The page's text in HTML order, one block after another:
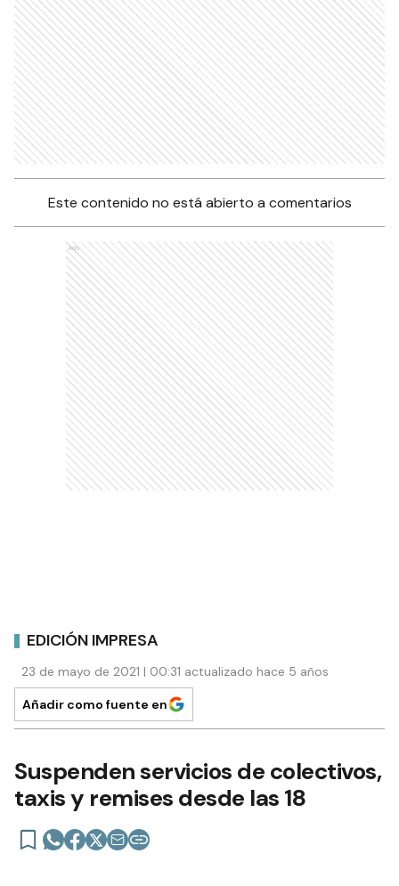
Este contenido no está abierto a comentarios
Ads
EDICIÓN IMPRESA
23 de mayo de 2021 | 00:31 actualizado hace 5 años
Añadir como fuente en
Suspenden servicios de colectivos,
taxis y remises desde las 18